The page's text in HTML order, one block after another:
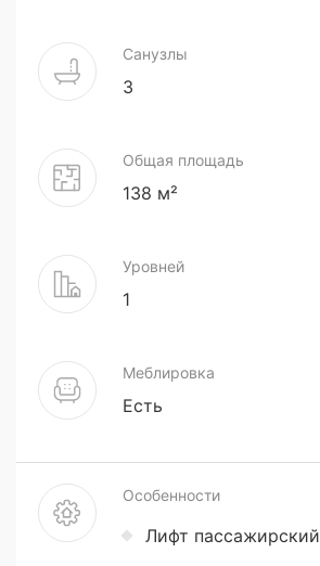
Санузлы
3
Общая площадь
138 м²
Уровней
1
Меблировка
Есть
Особенности
Лифт пассажирский